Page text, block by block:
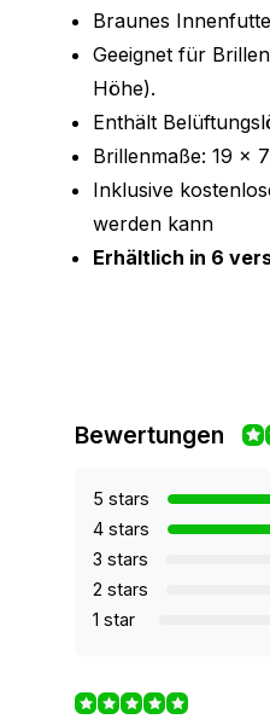
Braunes
Geeignet für
Höhe).
Enthält
Brillenmaße: 19 x
Inklusive
werden kann
Erhältlich in 6
Bewertungen
5 stars
4 stars
3 stars
2 stars
1 star